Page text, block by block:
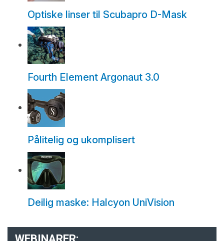
Optiske linser til Scubapro D-Mask
Fourth Element Argonaut 3.0
Pålitelig og ukomplisert
Deilig maske: Halcyon UniVision